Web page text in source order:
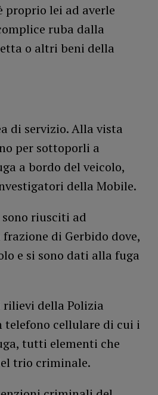
proprio lei ad averle
ruba dalla
o altri beni della
di servizio. Alla vista
per sottoporli a
a bordo del veicolo,
della Mobile.
riusciti ad
di Gerbido dove,
e si sono dati alla fuga
rilievi della Polizia
telefono cellulare di cui i
tutti elementi che
trio criminale.